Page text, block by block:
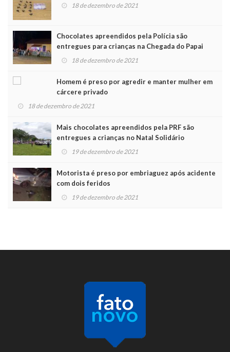
18 de dezembro de 2021
Chocolates apreendidos pela Polícia são
entregues para crianças na Chegada do Papai
Noel
18 de dezembro de 2021
Homem é preso por agredir e manter mulher em
cárcere privado
18 de dezembro de 2021
Mais chocolates apreendidos pela PRF são
entregues a crianças no Natal Solidário
19 de dezembro de 2021
Motorista é preso por embriaguez após acidente
com dois feridos
19 de dezembro de 2021